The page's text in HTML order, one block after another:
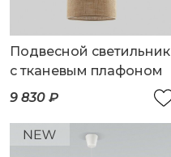
Подвесной светильник
с тканевым плафоном
9 830 ₽